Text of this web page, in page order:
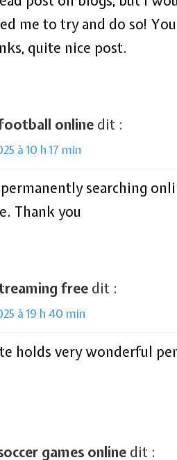
me to try and do so!
quite nice post.
online dit :
à 10 h 17 min
searching
Thank you
free dit :
à 19 h 40 min
holds very wonderful
games online dit :